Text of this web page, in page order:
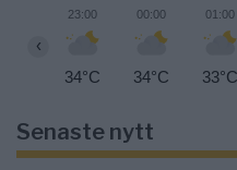
23:00
34°C
00:00
34°C
01:00
33°C
‹
Senaste nytt